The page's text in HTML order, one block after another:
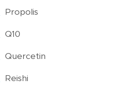
Propolis
Q10
Quercetin
Reishi